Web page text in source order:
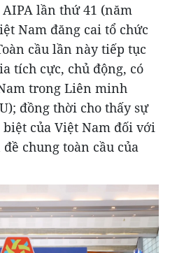
lần thứ 41 (năm
Nam đăng cai tổ chức
cầu lần này tiếp tục
tích cực, chủ động, có
trong Liên minh
đồng thời cho thấy sự
của Việt Nam đối với
chung toàn cầu của